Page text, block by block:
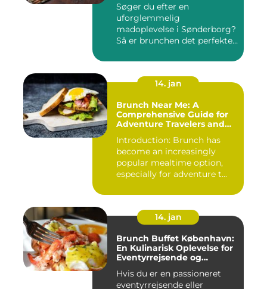
Søger du efter en
uforglemmelig
madoplevelse i Sønderborg?
Så er brunchen det perfekte
14. jan
Brunch Near Me: A
Comprehensive Guide for
Adventure Travelers and
Introduction: Brunch has
become an increasingly
popular mealtime option,
especially for adventure t...
14. jan
Brunch Buffet København:
En Kulinarisk Oplevelse for
Eventyrrejsende og
Hvis du er en passioneret
eventyrrejsende eller